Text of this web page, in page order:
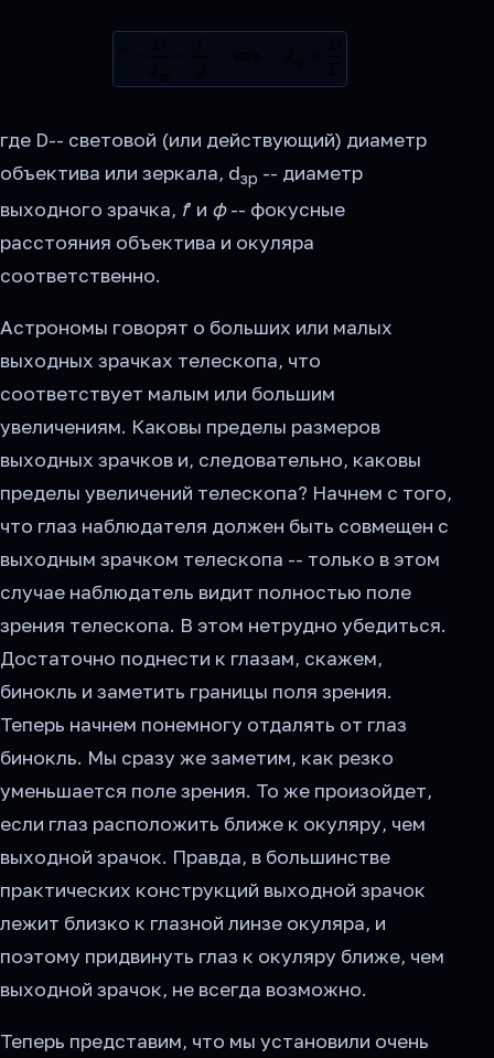
где D-- световой (или действующий) диаметр
объектива или зеркала, dзр -- диаметр
выходного зрачка, f' и ф-- фокусные
расстояния объектива и окуляра
соответственно.
Астрономы говорят о больших или малых
выходных зрачках телескопа, что
соответствует малым или большим
увеличениям. Каковы пределы размеров
выходных зрачков и, следовательно, каковы
пределы увеличений телескопа? Начнем с того,
что глаз наблюдателя должен быть совмещен с
выходным зрачком телескопа -- только в этом
случае наблюдатель видит полностью поле
зрения телескопа. В этом нетрудно убедиться.
Достаточно поднести к глазам, скажем,
бинокль и заметить границы поля зрения.
Теперь начнем понемногу отдалять от глаз
бинокль. Мы сразу же заметим, как резко
уменьшается поле зрения. То же произойдет,
если глаз расположить ближе к окуляру, чем
выходной зрачок. Правда, в большинстве
практических конструкций выходной зрачок
лежит близко к глазной линзе окуляра, и
поэтому придвинуть глаз к окуляру ближе, чем
выходной зрачок, не всегда возможно.
Теперь представим, что мы установили очень